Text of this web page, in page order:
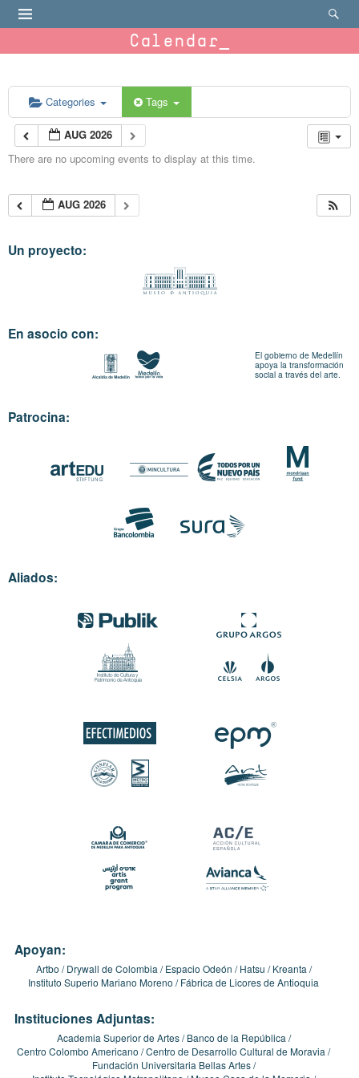
Calendar
Categories Tags
AUG 2026
There are no upcoming events to display at this time.
AUG 2026
Un proyecto:
En asocio con:
El gobierno de Medellín
apoya la transformación
social a través del arte.
Patrocina:
Aliados:
Apoyan:
Artbo Drywall de Colombia Espacio Odeón Hatsu
Kreanta
Instituto Superio Mariano Moreno
Fábrica de Licores de Antioquia
Instituciones Adjuntas:
Academia Superior de Artes
Banco de la República
Centro Colombo Americano Centro de Desarrollo Cultural de Moravia
Fundación Universitaria Bellas Artes